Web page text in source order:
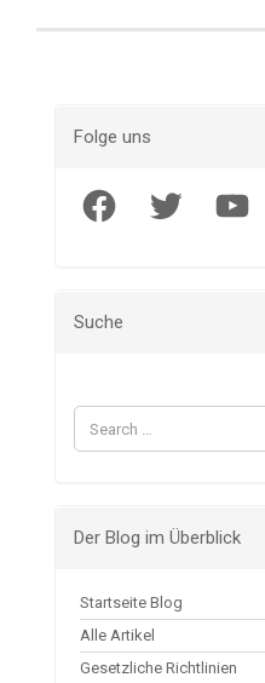
Folge uns
Facebook Twitter YouTube
Suche
Suchen
nach:
Der Blog im Überblick
Startseite Blog
Alle Artikel
Gesetzliche Richtlinien